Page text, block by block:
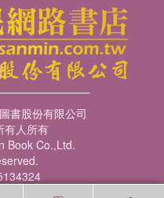
書股份有限公司
有人所有
Book Co.,Ltd.